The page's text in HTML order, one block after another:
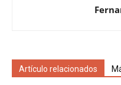
Artículo relacionados